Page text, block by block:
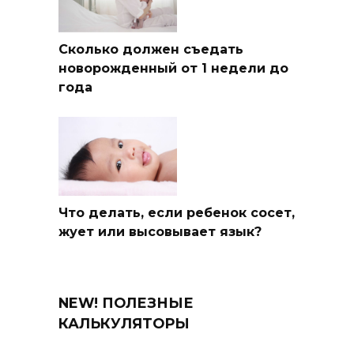
Сколько должен съедать
новорожденный от 1 недели до
года
Что делать, если ребенок сосет,
жует или высовывает язык?
NEW! ПОЛЕЗНЫЕ
КАЛЬКУЛЯТОРЫ